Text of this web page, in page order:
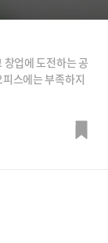
업에 도전하는 공
스에는 부족하지